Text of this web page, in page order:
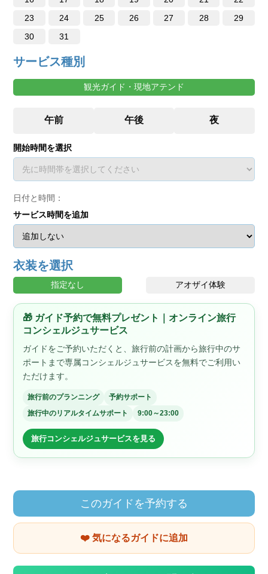
23
24 25 26 27 28
29
30
31
サービス種別
観光ガイド・現地アテンド
開始時間を選択
日付と時間：
サービス時間を追加
衣装を選択
指定なし アオザイ体験
🎁 ガイド予約で無料プレゼント｜オンライン旅行
コンシェルジュサービス
ガイドをご予約いただくと、旅行前の計画から旅行中のサ
ポートまで専属コンシェルジュサービスを無料でご利用い
ただけます。
旅行前のプランニング
予約サポート
旅行中のリアルタイムサポート
9:00～23:00
旅行コンシェルジュサービスを見る
このガイドを予約する
❤️ 気になるガイドに追加